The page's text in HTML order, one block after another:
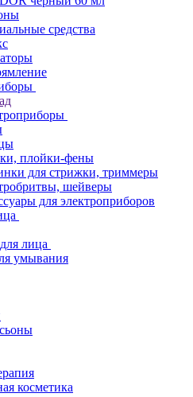
средства
плойки-фены
для стрижки, триммеры
шейверы
для электроприборов
лица
умывания
косметика